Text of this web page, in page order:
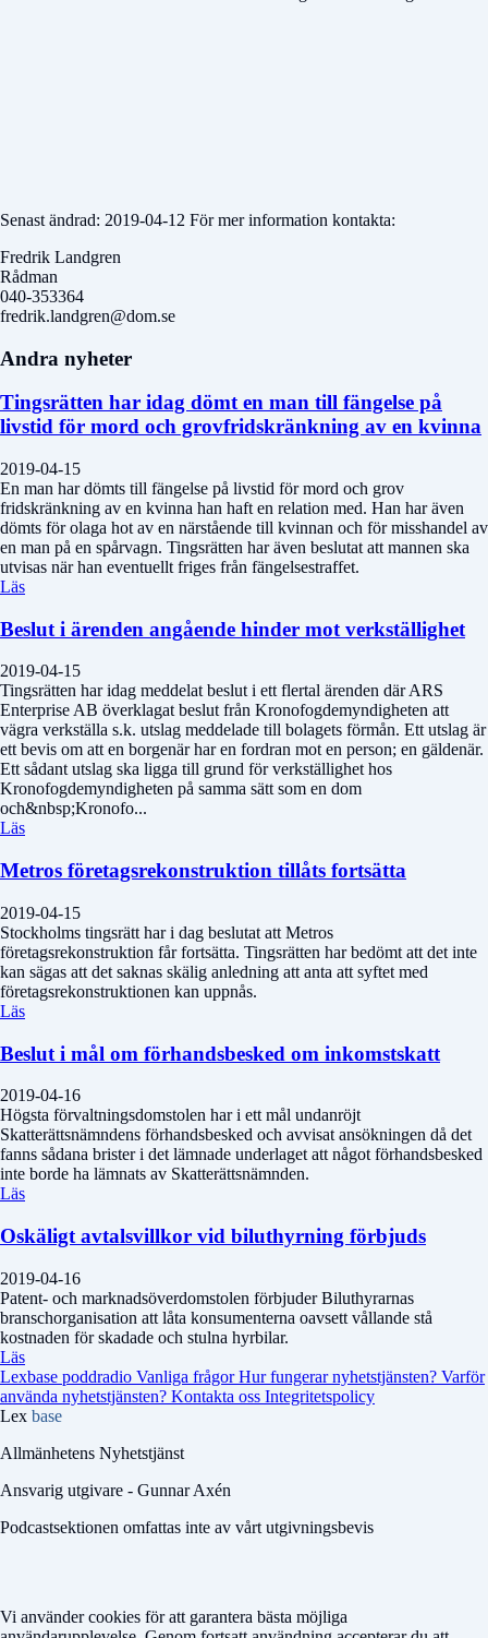
Senast ändrad: 2019-04-12 För mer information kontakta:
Fredrik Landgren
Rådman
040-353364
fredrik.landgren@dom.se
Andra nyheter
Tingsrätten har idag dömt en man till fängelse på
livstid för mord och grovfridskränkning av en kvinna
2019-04-15
En man har dömts till fängelse på livstid för mord och grov
fridskränkning av en kvinna han haft en relation med. Han har även
dömts för olaga hot av en närstående till kvinnan och för misshandel av
en man på en spårvagn. Tingsrätten har även beslutat att mannen ska
utvisas när han eventuellt friges från fängelsestraffet.
Läs
Beslut i ärenden angående hinder mot verkställighet
2019-04-15
Tingsrätten har idag meddelat beslut i ett flertal ärenden där ARS
Enterprise AB överklagat beslut från Kronofogdemyndigheten att
vägra verkställa s.k. utslag meddelade till bolagets förmån. Ett utslag är
ett bevis om att en borgenär har en fordran mot en person; en gäldenär.
Ett sådant utslag ska ligga till grund för verkställighet hos
Kronofogdemyndigheten på samma sätt som en dom
och&nbsp;Kronofo...
Läs
Metros företagsrekonstruktion tillåts fortsätta
2019-04-15
Stockholms tingsrätt har i dag beslutat att Metros
företagsrekonstruktion får fortsätta. Tingsrätten har bedömt att det inte
kan sägas att det saknas skälig anledning att anta att syftet med
företagsrekonstruktionen kan uppnås.
Läs
Beslut i mål om förhandsbesked om inkomstskatt
2019-04-16
Högsta förvaltningsdomstolen har i ett mål undanröjt
Skatterättsnämndens förhandsbesked och avvisat ansökningen då det
fanns sådana brister i det lämnade underlaget att något förhandsbesked
inte borde ha lämnats av Skatterättsnämnden.
Läs
Oskäligt avtalsvillkor vid biluthyrning förbjuds
2019-04-16
Patent- och marknadsöverdomstolen förbjuder Biluthyrarnas
branschorganisation att låta konsumenterna oavsett vållande stå
kostnaden för skadade och stulna hyrbilar.
Läs
Lexbase poddradio Vanliga frågorHur fungerar nyhetstjänsten? Varför
använda nyhetstjänsten? Kontakta oss Integritetspolicy
Lex base
Allmänhetens Nyhetstjänst
Ansvarig utgivare - Gunnar Axén
Podcastsektionen omfattas inte av vårt utgivningsbevis
Vi använder cookies för att garantera bästa möjliga